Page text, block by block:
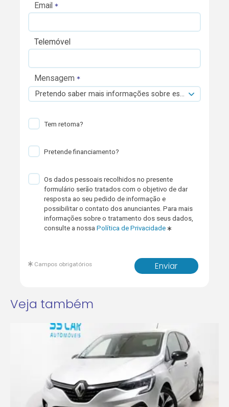
Email
Telemóvel
Mensagem
Pretendo saber mais informações sobre esta viatura.
Tem retoma?
Pretende financiamento?
Os dados pessoais recolhidos no presente
formulário serão tratados com o objetivo de dar
resposta ao seu pedido de informação e
possibilitar o contato dos anunciantes. Para mais
informações sobre o tratamento dos seus dados,
consulte a nossaPolítica de Privacidade
Enviar
Campos obrigatórios
Veja também